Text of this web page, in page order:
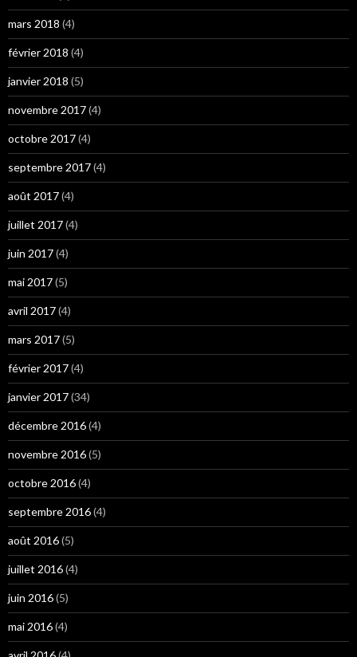
mars 2018 (4)
février 2018 (4)
janvier 2018 (5)
novembre 2017(4)
octobre 2017(4)
septembre 2017(4)
août 2017(4)
juillet 2017(4)
juin 2017(4)
mai 2017(5)
avril 2017(4)
mars 2017(5)
février 2017(4)
janvier 2017(34)
décembre 2016(4)
novembre 2016(5)
octobre 2016(4)
septembre 2016(4)
août 2016(5)
juillet 2016(4)
juin 2016(5)
mai 2016(4)